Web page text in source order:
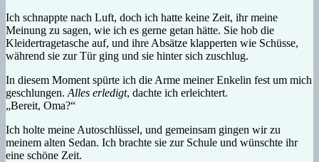
Ich schnappte nach Luft, doch ich hatte keine Zeit, ihr meine
Meinung zu sagen, wie ich es gerne getan hätte. Sie hob die
Kleidertragetasche auf, und ihre Absätze klapperten wie Schüsse,
während sie zur Tür ging und sie hinter sich zuschlug.
In diesem Moment spürte ich die Arme meiner Enkelin fest um mich
geschlungen. Alles erledigt, dachte ich erleichtert.
„Bereit, Oma?“
Ich holte meine Autoschlüssel, und gemeinsam gingen wir zu
meinem alten Sedan. Ich brachte sie zur Schule und wünschte ihr
eine schöne Zeit.